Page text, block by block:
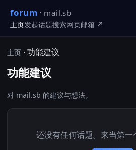
forum · mail.sb
主页发起话题搜索网页邮箱 ↗
主页 · 功能建议
功能建议
对 mail.sb 的建议与想法。
还没有任何话题。来当第一